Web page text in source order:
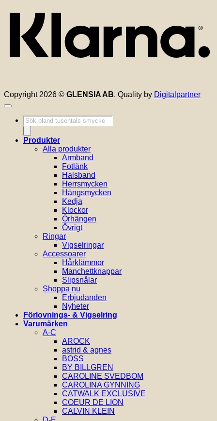
Copyright 2026 © GLENSIA AB. Quality by Digitalpartner
Produktsökning
Produkter
Alla produkter
Armband
Fotlänk
Halsband
Herrsmycken
Hängsmycken
Kedja
Klockor
Örhängen
Övrigt
Ringar
Vigselringar
Accessoarer
Hårklämmor
Manchettknappar
Slipsnålar
Shoppa nu
Erbjudanden
Nyheter
Förlovnings- & Vigselring
Varumärken
A-C
AROCK
astrid & agnes
BOSS
BY BILLGREN
CAROLINE SVEDBOM
CAROLINA GYNNING
CATWALK EXCLUSIVE
COEUR DE LION
CALVIN KLEIN